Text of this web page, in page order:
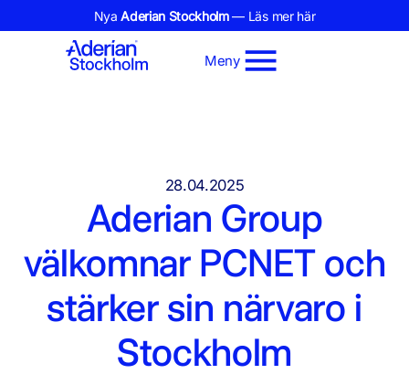
NyaAderian Stockholm— Läs mer här
Meny
28.04.2025
Aderian Group
välkomnar PCNET och
stärker sin närvaro i
Stockholm